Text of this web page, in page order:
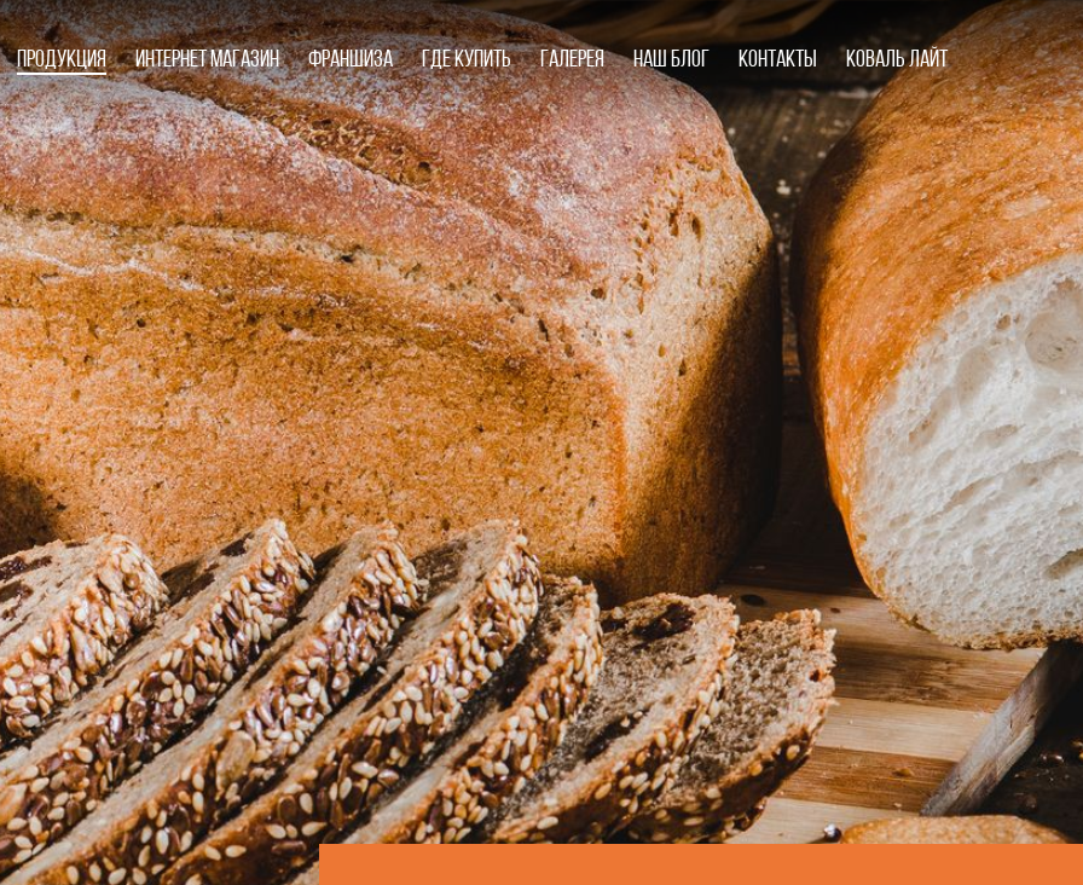
Продукция Интернет магазин Франшиза Где купить Галерея Наш блог Контакты Коваль лайт